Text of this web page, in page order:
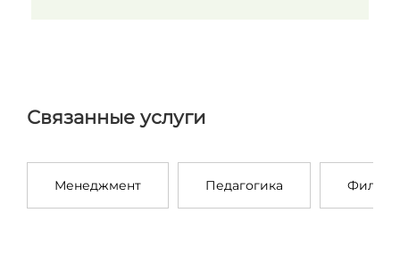
Связанные услуги
Менеджмент Педагогика